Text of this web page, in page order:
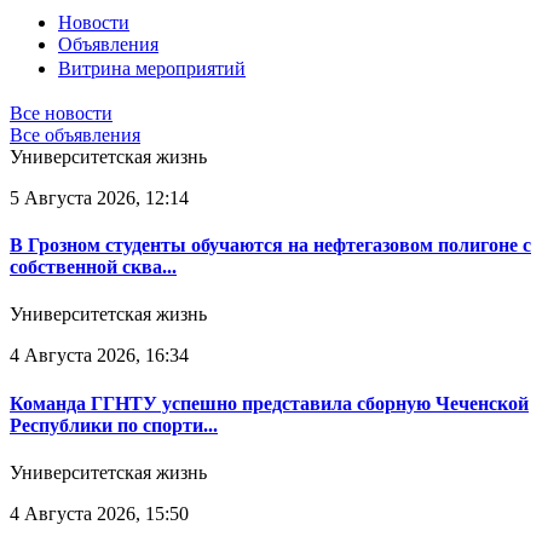
Новости
Объявления
Витрина мероприятий
Все новости
Все объявления
Университетская жизнь
5 Августа 2026, 12:14
В Грозном студенты обучаются на нефтегазовом полигоне с
собственной сква...
Университетская жизнь
4 Августа 2026, 16:34
Команда ГГНТУ успешно представила сборную Чеченской
Республики по спорти...
Университетская жизнь
4 Августа 2026, 15:50